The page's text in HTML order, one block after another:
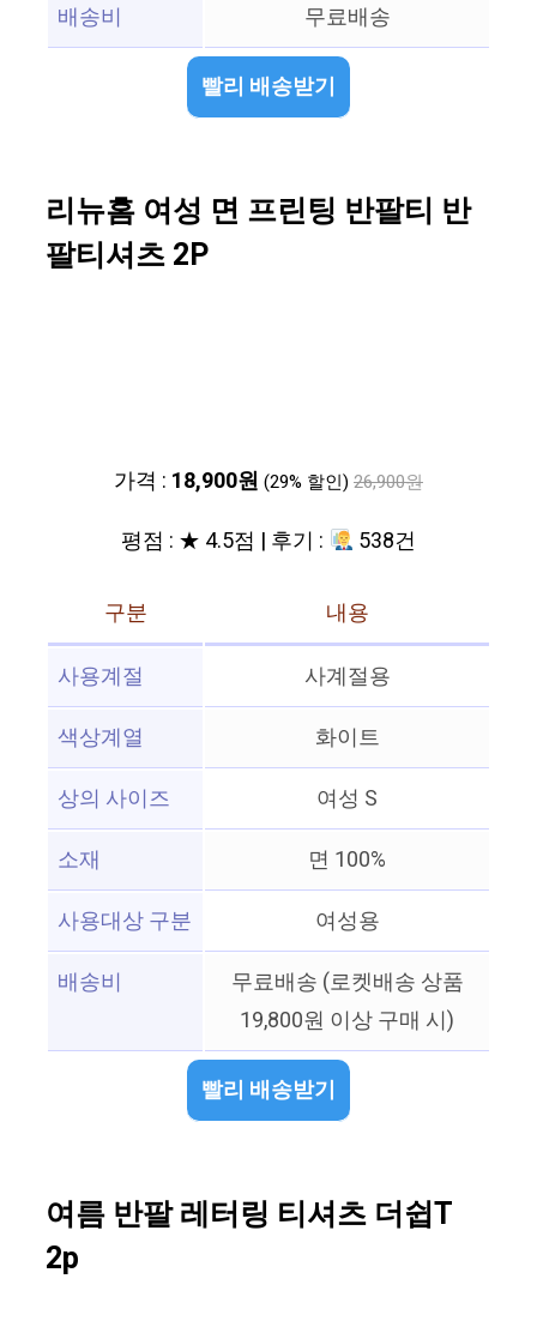
배송비
무료배송
빨리 배송받기
리뉴홈 여성 면 프린팅 반팔티 반
팔티셔츠 2P
가격 : 18,900원 (29% 할인) 26,900원
평점 : ★ 4.5점 | 후기 : 538건
구분
내용
사용계절
사계절용
색상계열
화이트
상의 사이즈
여성 S
소재
면 100%
사용대상 구분
여성용
배송비
무료배송 (로켓배송 상품
19,800원 이상 구매 시)
빨리 배송받기
여름 반팔 레터링 티셔츠 더쉽T
2p